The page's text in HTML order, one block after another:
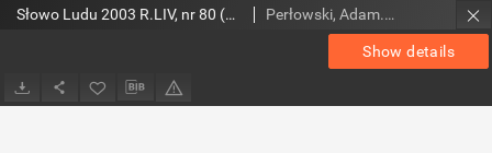
Show details
Słowo Ludu 2003 R.LIV, nr 80 (magazyn) Perłowski, Adam. Red.